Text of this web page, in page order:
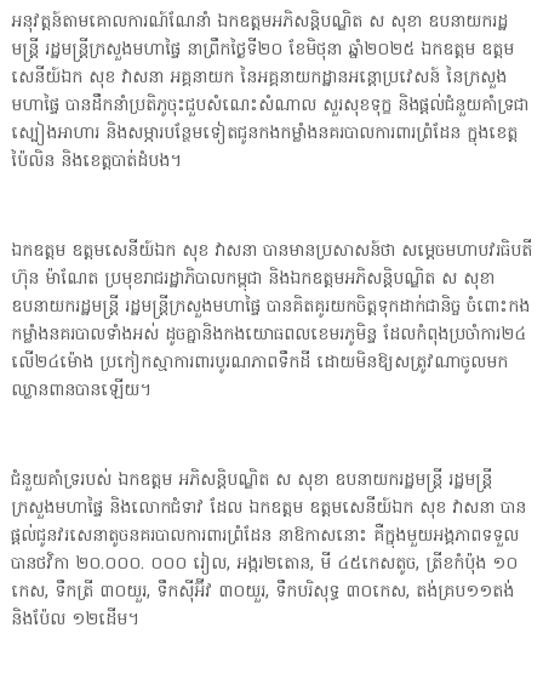
អនុវត្តន៍តាមគោលការណ៍ណែនាំ ឯកឧត្តមអភិសន្តិបណ្ឌិត ស សុខា ឧបនាយករដ្ឋ
មន្ត្រី រដ្ឋមន្ត្រីក្រសួងមហាផ្ទៃ នាព្រឹកថ្ងៃទី២០ ខែមិថុនា ឆ្នាំ២០២៥ ឯកឧត្តម ឧត្តម
សេនីយ៍ឯក សុខ វាសនា អគ្គនាយក នៃអគ្គនាយកដ្ឋានអន្តោប្រវេសន៍ នៃក្រសួង
មហាផ្ទៃ បានដឹកនាំប្រតិភូចុះជួបសំណេះសំណាល សួរសុខទុក្ខ និងផ្ដល់ជំនួយគាំទ្រជា
ស្បៀងអាហារ និងសម្ភារបន្ថែមទៀតជូនកងកម្លាំងនគរបាលការពារព្រំដែន ក្នុងខេត្ត
ប៉ៃលិន និងខេត្តបាត់ដំបង។
ឯកឧត្តម ឧត្តមសេនីយ៍ឯក សុខ វាសនា បានមានប្រសាសន៍ថា សម្ដេចមហាបវរធិបតី
ហ៊ុន ម៉ាណែត ប្រមុខរាជរដ្ឋាភិបាលកម្ពុជា និងឯកឧត្តមអភិសន្តិបណ្ឌិត ស សុខា
ឧបនាយករដ្ឋមន្ត្រី រដ្ឋមន្ត្រីក្រសួងមហាផ្ទៃ បានគិតគូរយកចិត្តទុកដាក់ជានិច្ច ចំពោះកង
កម្លាំងនគរបាលទាំងអស់ ដូចគ្នានិងកងយោធពលខេមរភូមិន្ទ ដែលកំពុងប្រចាំការ២៤
លើ២៤ម៉ោង ប្រកៀកស្មាការពារបូរណភាពទឹកដី ដោយមិនឱ្យសត្រូវណាចូលមក
ឈ្លានពានបានឡើយ។
ជំនួយគាំទ្ររបស់ ឯកឧត្តម អភិសន្តិបណ្ឌិត ស សុខា ឧបនាយករដ្ឋមន្ត្រី រដ្ឋមន្ត្រី
ក្រសួងមហាផ្ទៃ និងលោកជំទាវ ដែល ឯកឧត្តម ឧត្តមសេនីយ៍ឯក សុខ វាសនា បាន
ផ្តល់ជូនវរសេនាតូចនគរបាលការពារព្រំដែន នាឱកាសនោះ គឺក្នុងមួយអង្គភាពទទួល
បានថវិកា ២០.០០០. ០០០ រៀល, អង្ករ២តោន, មី ៤៥កេសតូច, ត្រីខកំប៉ុង ១០
កេស, ទឹកត្រី ៣០យួរ, ទឹកស៊ីអ៊ីវ ៣០យួរ, ទឹកបរិសុទ្ធ ៣០កេស, តង់គ្រប១១តង់
និងប៉ែល ១២ដើម។